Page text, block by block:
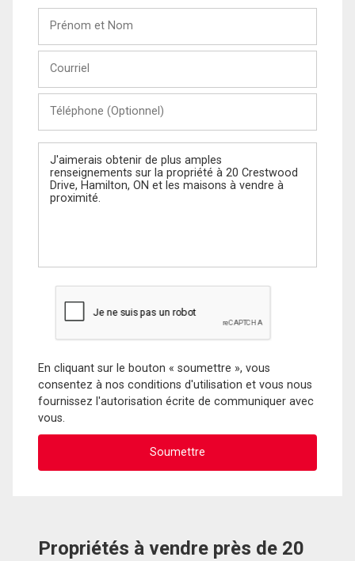
Nom
(Optionnel)
Message
En cliquant sur le bouton « soumettre », vous
consentez à nos conditions d'utilisation et vous nous
fournissez l'autorisation écrite de communiquer avec
vous.
Propriétés à vendre près de 20